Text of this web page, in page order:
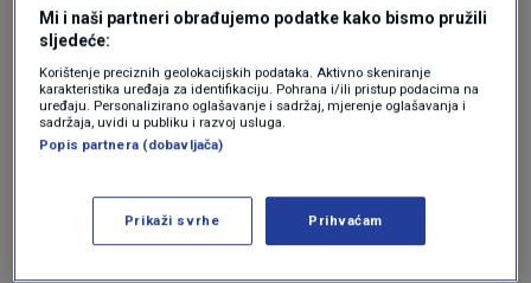
stana u Zagrebu. Sve je, međutim, bilo
fakturirano tvrtki Mikado koja je, kako stoji u
optužnici, ovim malverzacijama oštećena.
Ključan iskaz ruskog
investitora
Mi i naši partneri obrađujemo podatke kako bismo pružili
sljedeće:
Korištenje preciznih geolokacijskih podataka. Aktivno skeniranje
karakteristika uređaja za identifikaciju. Pohrana i/ili pristup podacima na
uređaju. Personalizirano oglašavanje i sadržaj, mjerenje oglašavanja i
sadržaja, uvidi u publiku i razvoj usluga.
Popis partnera (dobavljača)
Prikaži svrhe Prihvaćam